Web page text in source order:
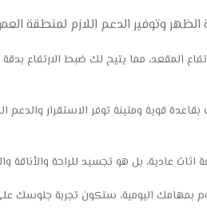
وتوفير الدعم اللازم لمنطقة
المقعد، مما يتيح لك ضبط الارتفاع
قوية ومتينة توفر الاستقرار
بل هو تجسيد للراحة والأناقة
بمهامك اليومية، ستكون تجربة جلوسك